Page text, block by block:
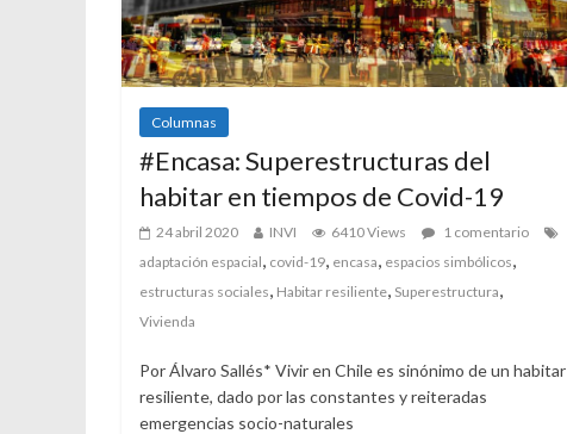
Columnas
#Encasa: Superestructuras del
habitar en tiempos de Covid-19
24 abril 2020 INVI 6410 Views
1 comentario
adaptación espacial covid-19 encasa espacios simbólicos
estructuras sociales Habitar resiliente Superestructura
Vivienda
Por Álvaro Sallés* Vivir en Chile es sinónimo de un habitar
resiliente, dado por las constantes y reiteradas
emergencias socio-naturales